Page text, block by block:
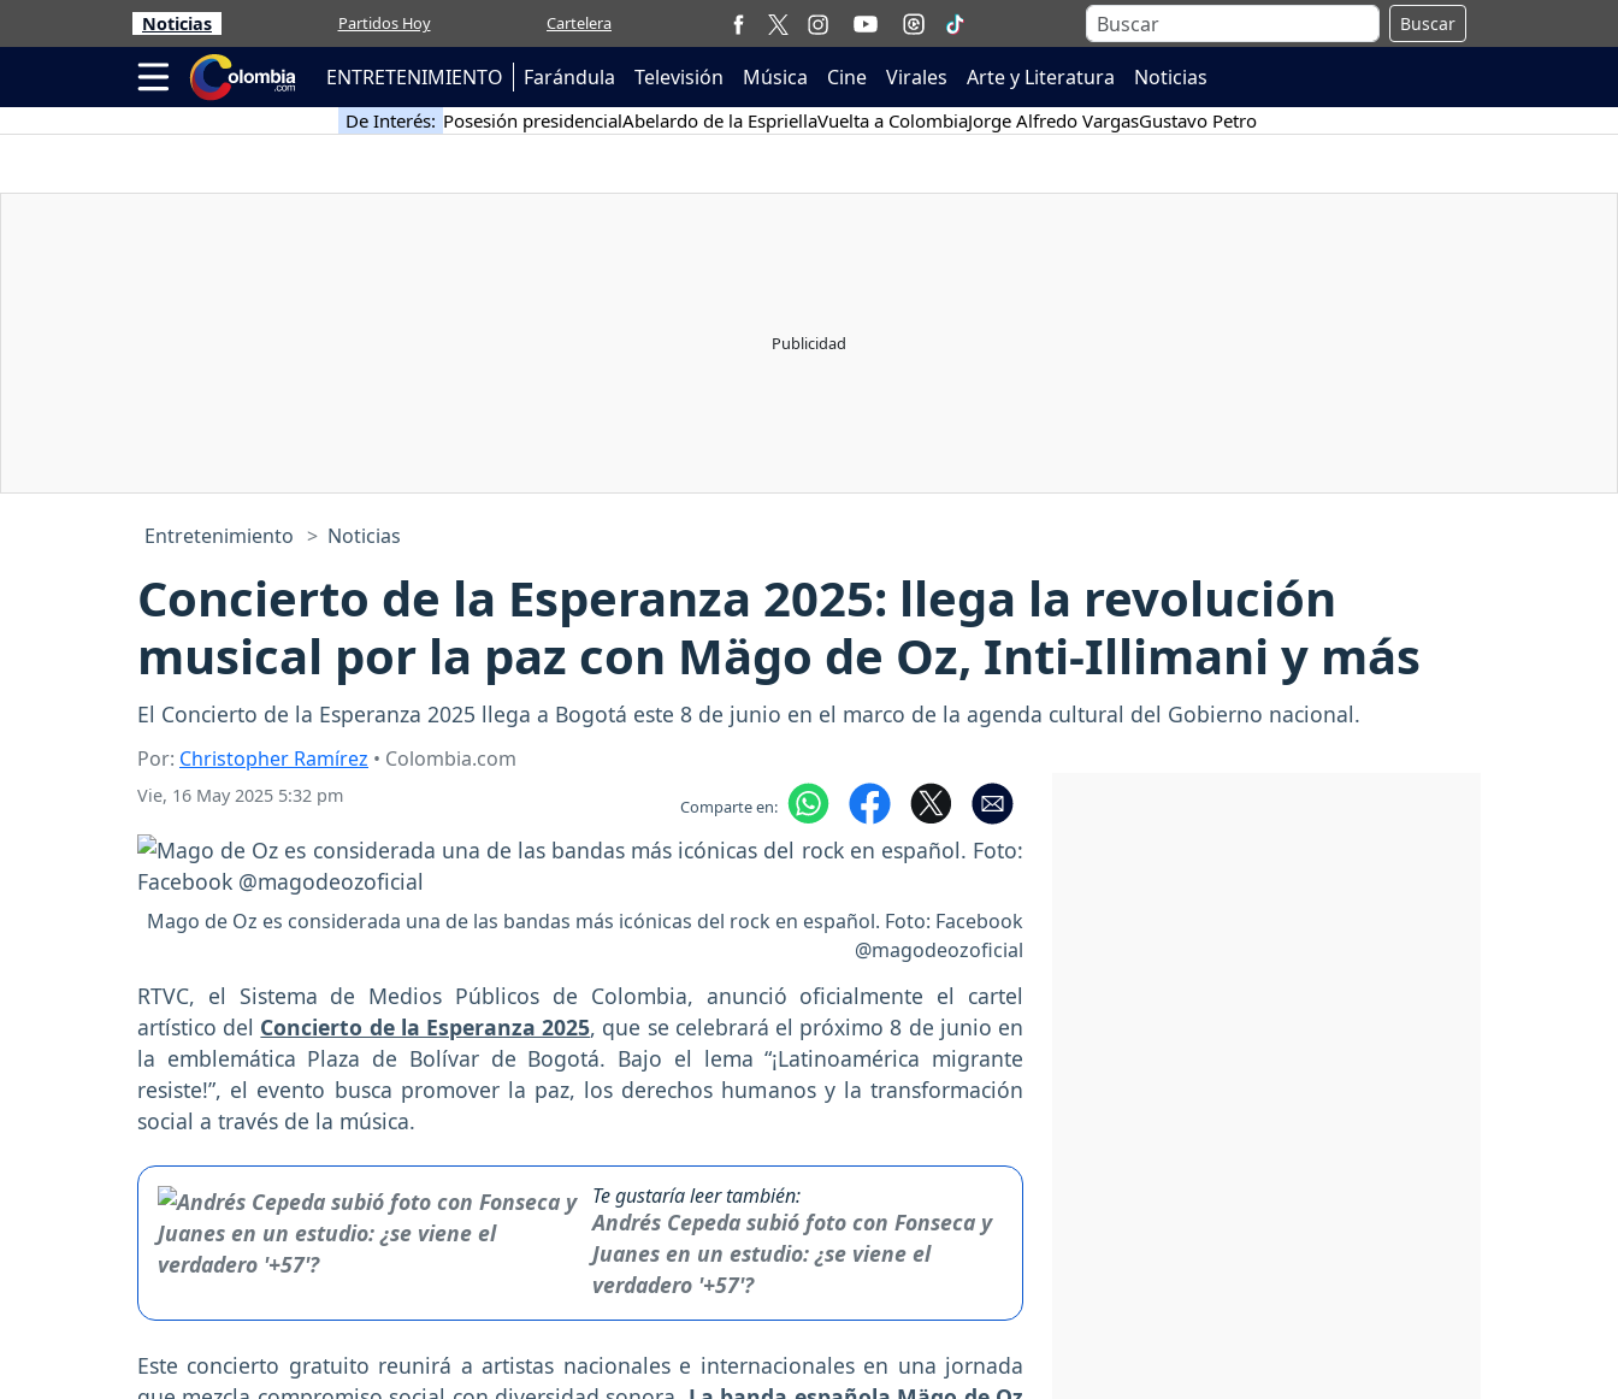
Noticias Partidos Hoy Cartelera Buscar
ENTRETENIMIENTO Farándula Televisión Música Cine Virales Arte y Literatura Noticias
De Interés: Posesión presidencialAbelardo de la EspriellaVuelta a ColombiaJorge Alfredo VargasGustavo Petro
Entretenimiento Noticias
Concierto de la Esperanza 2025: llega la revolución
musical por la paz con Mägo de Oz, Inti-Illimani y más
El Concierto de la Esperanza 2025 llega a Bogotá este 8 de junio en el marco de la agenda cultural del Gobierno nacional.
Por: Christopher Ramírez • Colombia.com
Vie, 16 May 2025 5:32 pm Comparte en:
Mago de Oz es considerada una de las bandas más icónicas del rock en español. Foto: Facebook
@magodeozoficial
RTVC, el Sistema de Medios Públicos de Colombia, anunció oficialmente el cartel
artístico del Concierto de la Esperanza 2025, que se celebrará el próximo 8 de junio en
la emblemática Plaza de Bolívar de Bogotá. Bajo el lema “¡Latinoamérica migrante
resiste!”, el evento busca promover la paz, los derechos humanos y la transformación
social a través de la música.
Te gustaría leer también:
Andrés Cepeda subió foto con Fonseca y
Juanes en un estudio: ¿se viene el
verdadero '+57'?
Este concierto gratuito reunirá a artistas nacionales e internacionales en una jornada